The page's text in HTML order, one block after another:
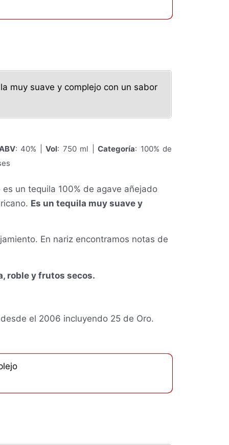
muy suave y complejo con un sabor
: 40% |Vol: 750 ml |Categoría: 100% de
un tequila 100% de agave añejado
Es un tequila muy suave y
En nariz encontramos notas de
roble y frutos secos.
el 2006 incluyendo 25 de Oro.